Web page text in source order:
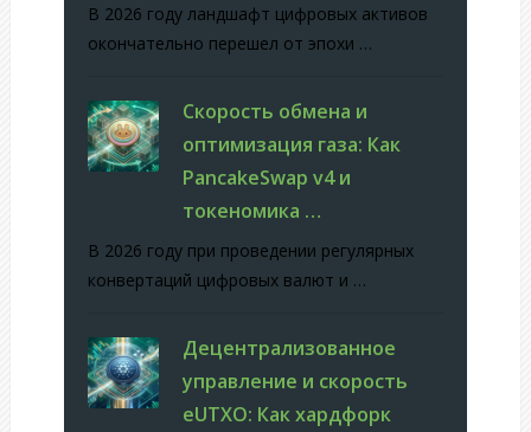
В 2026 году ландшафт цифровых активов
окончательно перешел от эпохи …
Скорость обмена и
оптимизация газа: Как
PancakeSwap v4 и
токеномика …
В 2026 году при проведении регулярных
конвертаций цифровых валют и …
Децентрализованное
управление и скорость
eUTXO: Как хардфорк